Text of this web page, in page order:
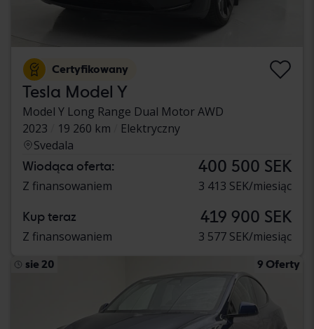
Certyfikowany
Tesla Model Y
Model Y Long Range Dual Motor AWD
2023
19 260 km
Elektryczny
Svedala
Wiodąca oferta: 400 500 SEK
Z finansowaniem 3 413 SEK/miesiąc
Kup teraz 419 900 SEK
Z finansowaniem 3 577 SEK/miesiąc
sie 20 9 Oferty